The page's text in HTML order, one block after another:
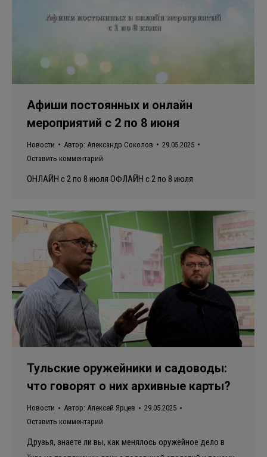
Афиши постоянных и онлайн
мероприятий с 2 по 8 июня
Новости Автор: Александр Соколов
29.05.2025
Оставить комментарий
ОНЛАЙН с 2 по 8 июля ОФЛАЙН с 2 по 8 июля
Тульские оружейники и садоводы:
что говорят о них архивные карты?
Новости Автор: Алексей Ярцев
29.05.2025
Оставить комментарий
Друзья, знаете ли вы, как менялось оружейное дело в